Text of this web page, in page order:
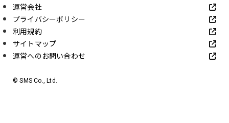
運営会社
プライバシーポリシー
利用規約
サイトマップ
運営へのお問い合わせ
© SMS Co., Ltd.